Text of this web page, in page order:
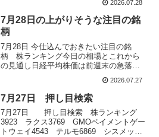
2026.07.28
7月28日の上がりそうな注目の銘
柄
7月28日 今仕込んでおきたい注目の銘
柄 株ランキング今日の相場とこれから
の見通し日経平均株価は前週末の急落に
週末比320円高の6万4931円で取引を終え
ました。中東情勢の緊張緩和期待や原油
価格の急落を背景に投資家心理が改善
し、朝方は65000円台を回復...
2026.07.27
7月27日 押し目検索
7月27日 押し目検索 株ランキング
3923 ラクス3769 GMOペイメントゲー
トウェイ4543 テルモ6869 シスメック